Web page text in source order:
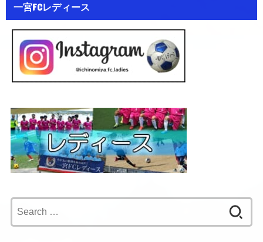
一宮FCレディース
for: